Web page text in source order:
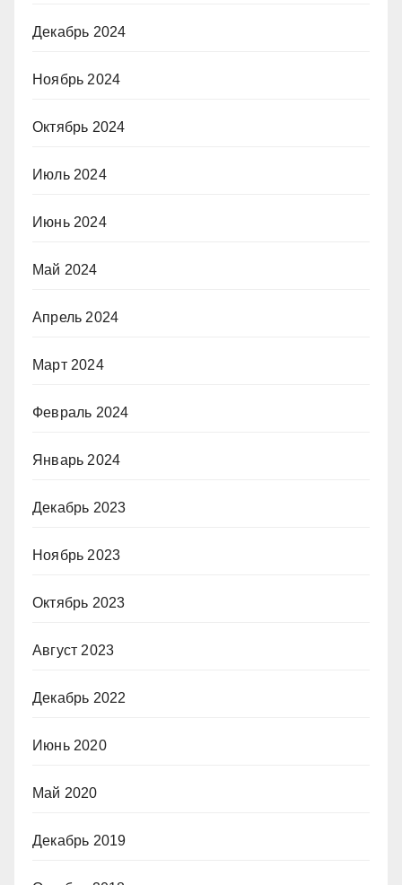
Декабрь 2024
Ноябрь 2024
Октябрь 2024
Июль 2024
Июнь 2024
Май 2024
Апрель 2024
Март 2024
Февраль 2024
Январь 2024
Декабрь 2023
Ноябрь 2023
Октябрь 2023
Август 2023
Декабрь 2022
Июнь 2020
Май 2020
Декабрь 2019